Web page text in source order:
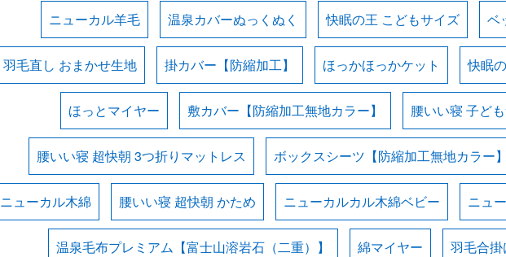
ニューカル羊毛 温泉カバーぬっくぬく 快眠の王 こどもサイズ ベ
羽毛直し おまかせ生地 掛カバー【防縮加工】 ほっかほっかケット 快眠
ほっとマイヤー 敷カバー【防縮加工無地カラー】 腰いい寝 子ど
腰いい寝 超快朝 3つ折りマットレス ボックスシーツ【防縮加工無地カラー】
ニューカル木綿 腰いい寝 超快朝 かため ニューカルカル木綿ベビー ニュ
温泉毛布プレミアム【富士山溶岩石（二重）】 綿マイヤー 羽毛合掛